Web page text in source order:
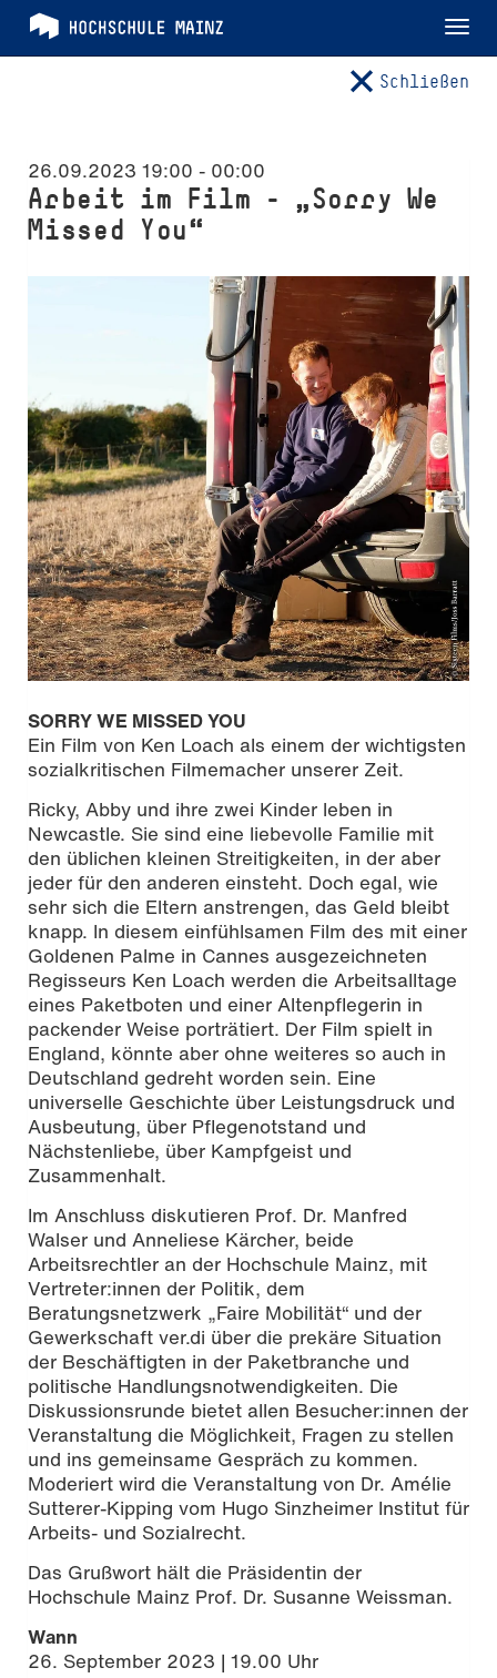
Schließen
26.09.2023 19:00 - 00:00
Arbeit im Film – „Sorry We
Missed You“
SORRY WE MISSED YOU
Ein Film von Ken Loach als einem der wichtigsten
sozialkritischen Filmemacher unserer Zeit.
Ricky, Abby und ihre zwei Kinder leben in
Newcastle. Sie sind eine liebevolle Familie mit
den üblichen kleinen Streitigkeiten, in der aber
jeder für den anderen einsteht. Doch egal, wie
sehr sich die Eltern anstrengen, das Geld bleibt
knapp. In diesem einfühlsamen Film des mit einer
Goldenen Palme in Cannes ausgezeichneten
Regisseurs Ken Loach werden die Arbeitsalltage
eines Paketboten und einer Altenpflegerin in
packender Weise porträtiert. Der Film spielt in
England, könnte aber ohne weiteres so auch in
Deutschland gedreht worden sein. Eine
universelle Geschichte über Leistungsdruck und
Ausbeutung, über Pflegenotstand und
Nächstenliebe, über Kampfgeist und
Zusammenhalt.
Im Anschluss diskutieren Prof. Dr. Manfred
Walser und Anneliese Kärcher, beide
Arbeitsrechtler an der Hochschule Mainz, mit
Vertreter:innen der Politik, dem
Beratungsnetzwerk „Faire Mobilität“ und der
Gewerkschaft ver.di über die prekäre Situation
der Beschäftigten in der Paketbranche und
politische Handlungsnotwendigkeiten. Die
Diskussionsrunde bietet allen Besucher:innen der
Veranstaltung die Möglichkeit, Fragen zu stellen
und ins gemeinsame Gespräch zu kommen.
Moderiert wird die Veranstaltung von Dr. Amélie
Sutterer-Kipping vom Hugo Sinzheimer Institut für
Arbeits- und Sozialrecht.
Das Grußwort hält die Präsidentin der
Hochschule Mainz Prof. Dr. Susanne Weissman.
Wann
26. September 2023 | 19.00 Uhr